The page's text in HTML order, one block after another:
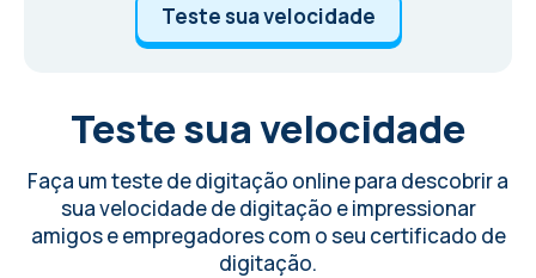
Teste sua velocidade
Teste sua velocidade
Faça um teste de digitação online para descobrir a
sua velocidade de digitação e impressionar
amigos e empregadores com o seu certificado de
digitação.